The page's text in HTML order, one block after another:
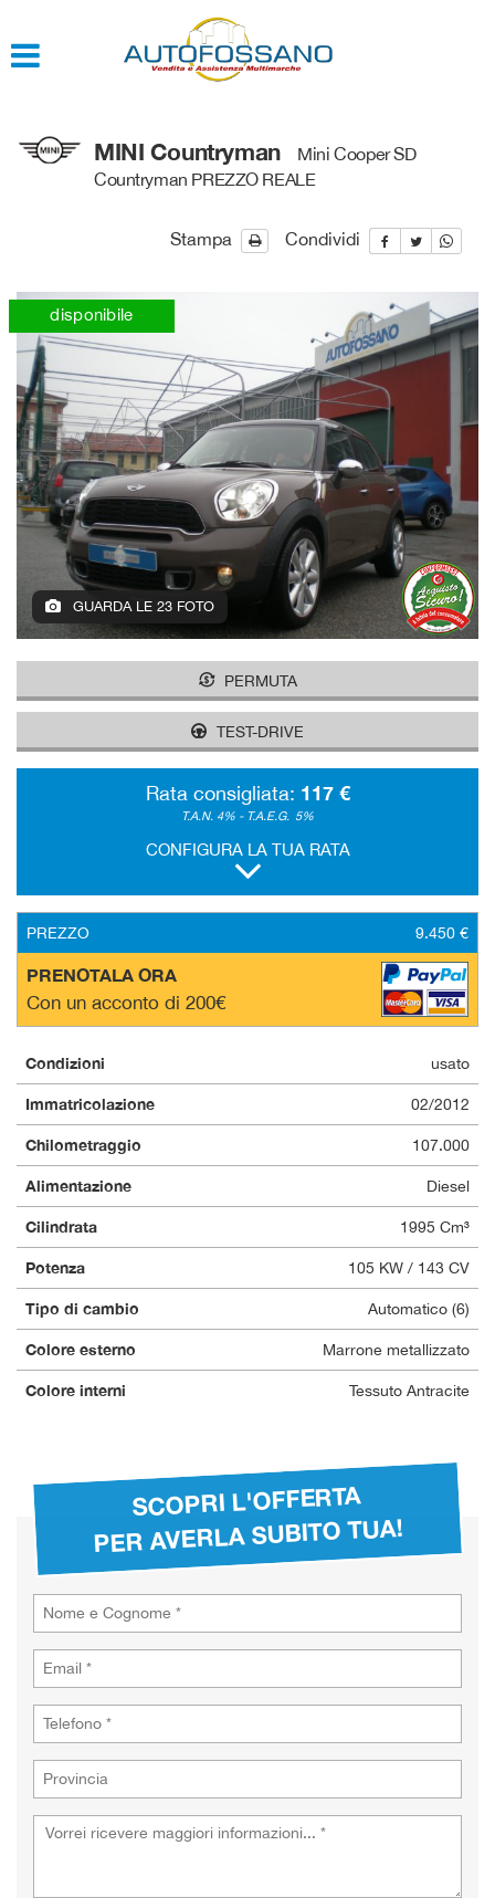
MINI Countryman
Mini Cooper SD
Countryman PREZZO REALE
Stampa Condividi
disponibile
GUARDA LE 23 FOTO
PERMUTA
TEST-DRIVE
Rata consigliata: 117 €
T.A.N. 4% - T.A.E.G. 5%
CONFIGURA LA TUA RATA
PREZZO 9.450 €
PRENOTALA ORA
Con un acconto di 200€
Condizioni usato
Immatricolazione 02/2012
Chilometraggio 107.000
Alimentazione Diesel
Cilindrata 1995 Cm³
Potenza 105 KW / 143 CV
Tipo di cambio Automatico (6)
Colore esterno Marrone metallizzato
Colore interni Tessuto Antracite
SCOPRI L'OFFERTA
PER AVERLA SUBITO TUA!